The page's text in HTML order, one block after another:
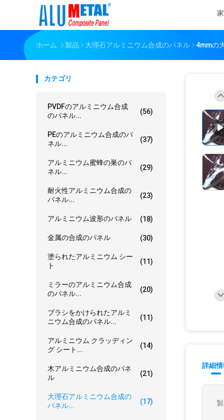
家
ホーム 製品 大理石アルミニウム合成のパネル 4mmの
カテゴリ
PVDFのアルミニウム合成
のパネル...
(56)
PEのアルミニウム合成のパ
ネル...
(37)
アルミニウム蜜蜂の巣のパ
ネル...
(29)
耐火性アルミニウム合成の
パネル...
(23)
アルミニウム波形のパネル (18)
金属の合成のパネル (30)
塗られたアルミニウム シー
ト
(11)
ミラーのアルミニウム合成
のパネル...
(20)
ブラシをかけられたアルミ
ニウム合成のパネル...
(11)
アルミニウム クラッディン
グ シート...
(14)
木アルミニウム合成のパネ
ル
(21)
大理石アルミニウム合成の
パネル...
(17)
詳細